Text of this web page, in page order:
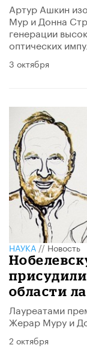
Артур Ашкин
Мур и Донна
генерации
оптических
3 октября
НАУКА//Новость
области
Лауреатами
Жерар Муру и
2 октября